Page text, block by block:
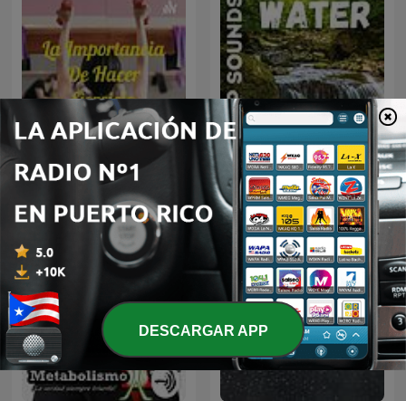
La Importancia De Hacer
Ejercicio
Sleep Sounds - Water
DESCARGAR APP